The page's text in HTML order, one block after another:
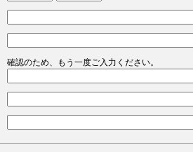
確認のため、もう一度ご入力ください。